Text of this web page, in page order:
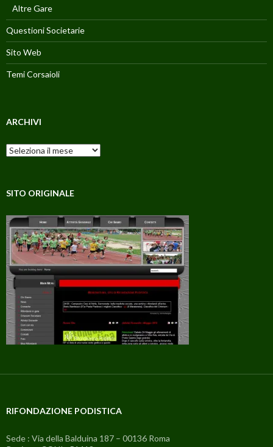
Altre Gare
Questioni Societarie
Sito Web
Temi Corsaioli
ARCHIVI
Archivi
SITO ORIGINALE
RIFONDAZIONE PODISTICA
Sede : Via della Balduina 187 – 00136 Roma